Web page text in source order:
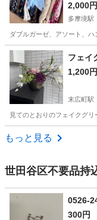
2,000円
多摩境駅
ダブルガーゼ、アソート、
東京 八王子市 多
フェイ
1,200円
末広町駅
見てのとおりのフェイクグ
東京 千代田区
もっと見る
世田谷区不要品持
0526-
300円